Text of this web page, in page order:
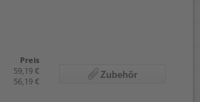
Preis
59,19 €
56,19 €
Zubehör